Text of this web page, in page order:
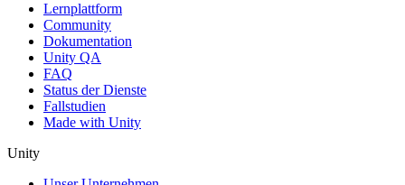
Lernplattform
Community
Dokumentation
Unity QA
FAQ
Status der Dienste
Fallstudien
Made with Unity
Unity